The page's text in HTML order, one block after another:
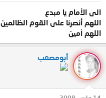
الى الأمام يا مبدع
اللهم أنصرنا على القوم الظالمين
اللهم أمين
أبومصعب